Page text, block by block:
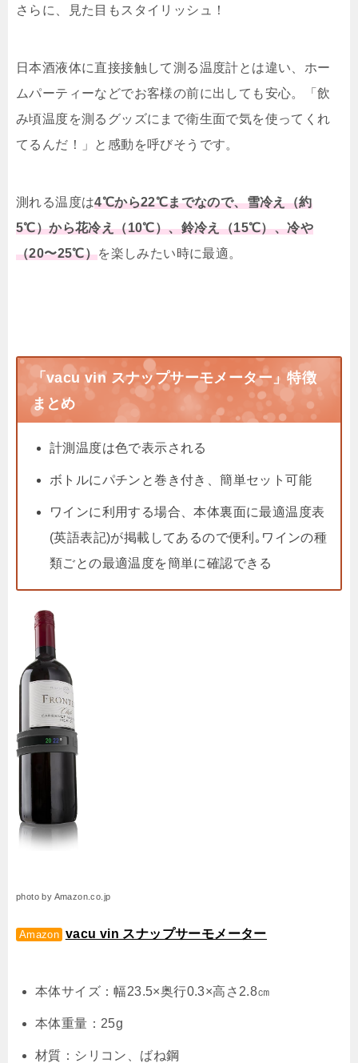
さらに、見た目もスタイリッシュ！
日本酒液体に直接接触して測る温度計とは違い、ホー
ムパーティーなどでお客様の前に出しても安心。「飲
み頃温度を測るグッズにまで衛生面で気を使ってくれ
てるんだ！」と感動を呼びそうです。
測れる温度は4℃から22℃までなので、雪冷え（約
5℃）から花冷え（10℃）、鈴冷え（15℃）、冷や
（20〜25℃）を楽しみたい時に最適。
「vacu vin スナップサーモメーター」特徴
まとめ
計測温度は色で表示される
ボトルにパチンと巻き付き、簡単セット可能
ワインに利用する場合、本体裏面に最適温度表
(英語表記)が掲載してあるので便利｡ワインの種
類ごとの最適温度を簡単に確認できる
photo by Amazon.co.jp
Amazon vacu vin スナップサーモメーター
本体サイズ：幅23.5×奥行0.3×高さ2.8㎝
本体重量：25g
材質：シリコン、ばね鋼